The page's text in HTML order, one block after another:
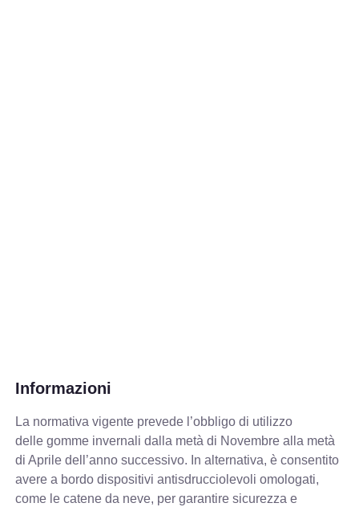
Informazioni
La normativa vigente prevede l’obbligo di utilizzo
delle gomme invernali dalla metà di Novembre alla metà
di Aprile dell’anno successivo. In alternativa, è consentito
avere a bordo dispositivi antisdrucciolevoli omologati,
come le catene da neve, per garantire sicurezza e